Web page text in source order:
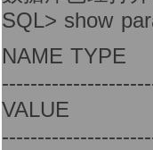
SQL> show
NAME TYPE
VALUE